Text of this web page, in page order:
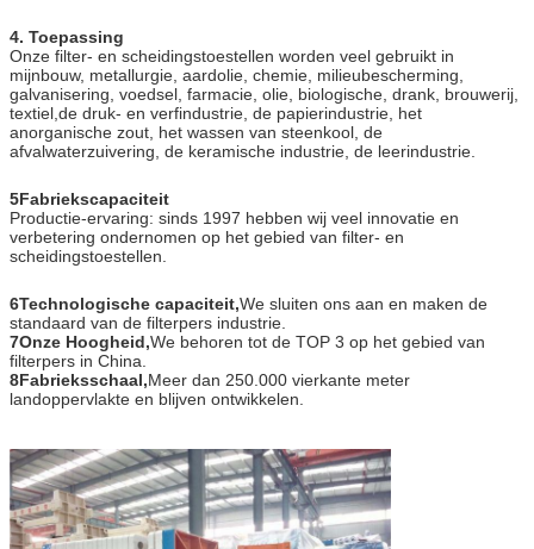
4. Toepassing
Onze filter- en scheidingstoestellen worden veel gebruikt in
mijnbouw, metallurgie, aardolie, chemie, milieubescherming,
galvanisering, voedsel, farmacie, olie, biologische, drank, brouwerij,
textiel,de druk- en verfindustrie, de papierindustrie, het
anorganische zout, het wassen van steenkool, de
afvalwaterzuivering, de keramische industrie, de leerindustrie.
5Fabriekscapaciteit
Productie-ervaring: sinds 1997 hebben wij veel innovatie en
verbetering ondernomen op het gebied van filter- en
scheidingstoestellen.
6Technologische capaciteit,We sluiten ons aan en maken de
standaard van de filterpers industrie.
7Onze Hoogheid,We behoren tot de TOP 3 op het gebied van
filterpers in China.
8Fabrieksschaal,Meer dan 250.000 vierkante meter
landoppervlakte en blijven ontwikkelen.